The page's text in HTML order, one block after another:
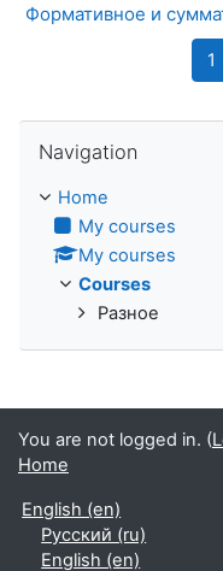
Формативное и
1
Navigation
Home
My courses
My courses
Courses
Разное
You are not logged in. (
Home
English ‎(en)‎
Русский ‎(ru)‎
English ‎(en)‎